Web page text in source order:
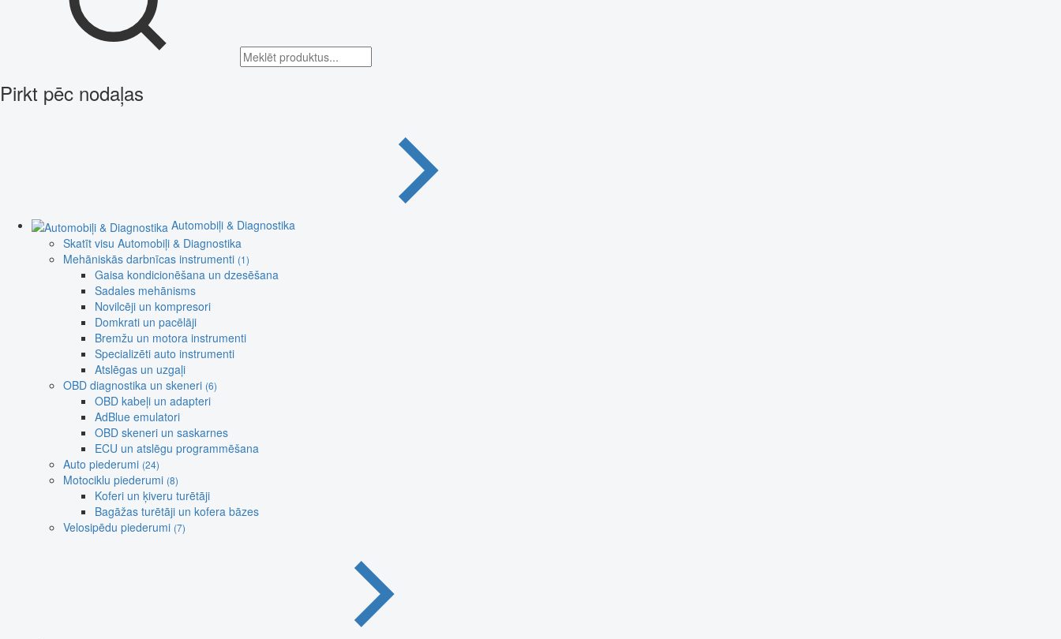
Pirkt pēc nodaļas
Automobiļi & Diagnostika
Skatīt visu Automobiļi & Diagnostika
Mehāniskās darbnīcas instrumenti (1)
Gaisa kondicionēšana un dzesēšana
Sadales mehānisms
Novilcēji un kompresori
Domkrati un pacēlāji
Bremžu un motora instrumenti
Specializēti auto instrumenti
Atslēgas un uzgaļi
OBD diagnostika un skeneri (6)
OBD kabeļi un adapteri
AdBlue emulatori
OBD skeneri un saskarnes
ECU un atslēgu programmēšana
Auto piederumi (24)
Motociklu piederumi (8)
Koferi un ķiveru turētāji
Bagāžas turētāji un kofera bāzes
Velosipēdu piederumi (7)